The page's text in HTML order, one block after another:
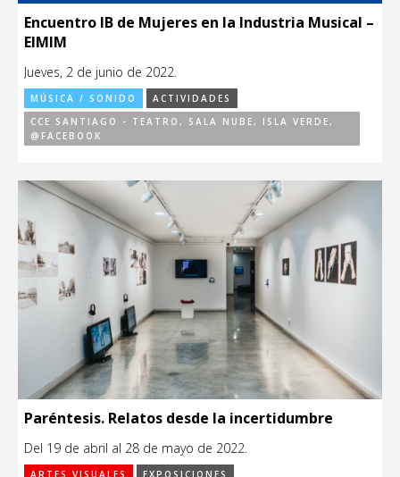
Encuentro IB de Mujeres en la Industria Musical –
EIMIM
Jueves, 2 de junio de 2022.
MÚSICA / SONIDO
ACTIVIDADES
CCE SANTIAGO - TEATRO, SALA NUBE, ISLA VERDE,
@FACEBOOK
Paréntesis. Relatos desde la incertidumbre
Del 19 de abril al 28 de mayo de 2022.